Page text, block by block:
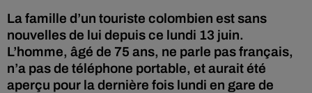
La famille d’un touriste colombien est sans
nouvelles de lui depuis ce lundi 13 juin.
L’homme, âgé de 75 ans, ne parle pas français,
n’a pas de téléphone portable, et aurait été
aperçu pour la dernière fois lundi en gare de